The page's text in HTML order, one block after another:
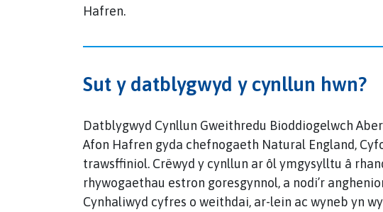
Hafren.
Sut y datblygwyd y cynllun hwn?
Datblygwyd Cynllun Gweithredu Bioddiogelwch
Afon Hafren gyda chefnogaeth Natural England,
trawsffiniol. Crëwyd y cynllun ar ôl ymgysylltu â
rhywogaethau estron goresgynnol, a nodi’r
Cynhaliwyd cyfres o weithdai, ar-lein ac wyneb yn